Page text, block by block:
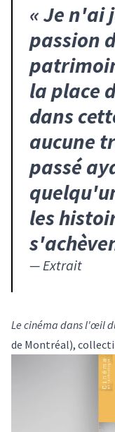
«Je n'ai
passion
la place
dans
aucune
passé
les
—Extrait
Le cinéma dans l'œil
de Montréal),